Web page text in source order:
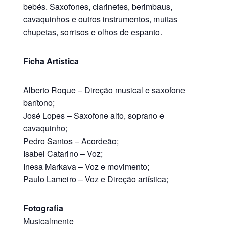
bebés. Saxofones, clarinetes, berimbaus,
cavaquinhos e outros instrumentos, muitas
chupetas, sorrisos e olhos de espanto.
Ficha Artística
Alberto Roque – Direção musical e saxofone
barítono;
José Lopes – Saxofone alto, soprano e
cavaquinho;
Pedro Santos – Acordeão;
Isabel Catarino – Voz;
Inesa Markava – Voz e movimento;
Paulo Lameiro – Voz e Direção artística;
Fotografia
Musicalmente